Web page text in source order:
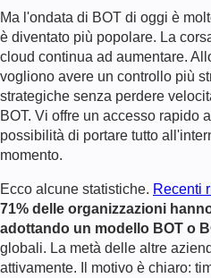
Ma l'ondata di BOT di oggi è
è diventato più popolare. La
cloud continua ad aumentare.
vogliono avere un controllo più
strategiche senza perdere
BOT. Vi offre un accesso rapido
possibilità di portare tutto
momento.
Ecco alcune statistiche. Recenti
71% delle organizzazioni
adottando un modello BOT o
globali. La metà delle altre
attivamente. Il motivo è chiaro: